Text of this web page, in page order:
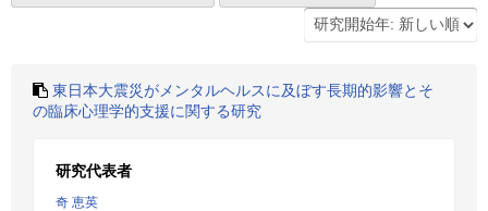
東日本大震災がメンタルヘルスに及ぼす長期的影響とそ
の臨床心理学的支援に関する研究
研究代表者
奇 恵英